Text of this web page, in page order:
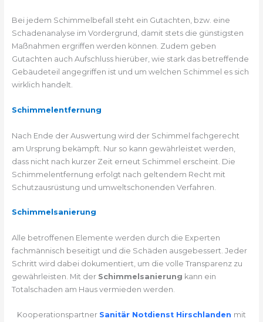
Bei jedem Schimmelbefall steht ein Gutachten, bzw. eine
Schadenanalyse im Vordergrund, damit stets die günstigsten
Maßnahmen ergriffen werden können. Zudem geben
Gutachten auch Aufschluss hierüber, wie stark das betreffende
Gebäudeteil angegriffen ist und um welchen Schimmel es sich
wirklich handelt.
Schimmelentfernung
Nach Ende der Auswertung wird der Schimmel fachgerecht
am Ursprung bekämpft. Nur so kann gewährleistet werden,
dass nicht nach kurzer Zeit erneut Schimmel erscheint. Die
Schimmelentfernung erfolgt nach geltendem Recht mit
Schutzausrüstung und umweltschonenden Verfahren.
Schimmelsanierung
Alle betroffenen Elemente werden durch die Experten
fachmännisch beseitigt und die Schäden ausgebessert. Jeder
Schritt wird dabei dokumentiert, um die volle Transparenz zu
gewährleisten. Mit der Schimmelsanierung kann ein
Totalschaden am Haus vermieden werden.
Kooperationspartner Sanitär Notdienst Hirschlanden mit